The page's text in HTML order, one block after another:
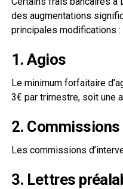
des augmentations
principales modifications :
1. Agios
Le minimum forfaitaire
3€ par trimestre, soit une
2. Commissions
Les commissions
3. Lettres